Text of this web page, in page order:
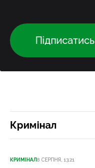
Підписатись
Кримінал
КРИМІНАЛ8 СЕРПНЯ, 13:21